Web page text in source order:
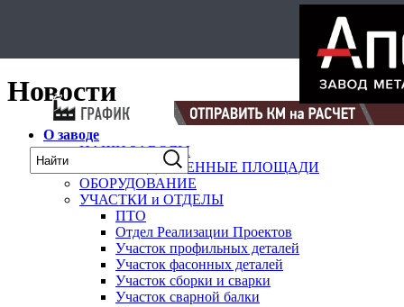
Новости
О заводе
НАШИ ЗАВОДЫ
ПРОИЗВОДСТВЕННЫЕ ПЛОЩАДИ
ОБОРУДОВАНИЕ
УЧАСТКИ и ОТДЕЛЫ
ПТО
Отдел Реализации Проектов
Участок профильных деталей
Участок фасонных деталей
Участок сборки и сварки
Участок сварной балки